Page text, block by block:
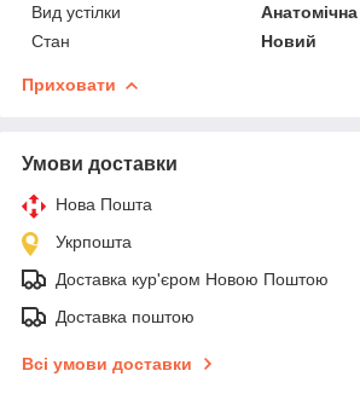
Вид устілки
Анатомічна
Стан
Новий
Приховати
Умови доставки
Нова Пошта
Укрпошта
Доставка кур'єром Новою Поштою
Доставка поштою
Всі умови доставки